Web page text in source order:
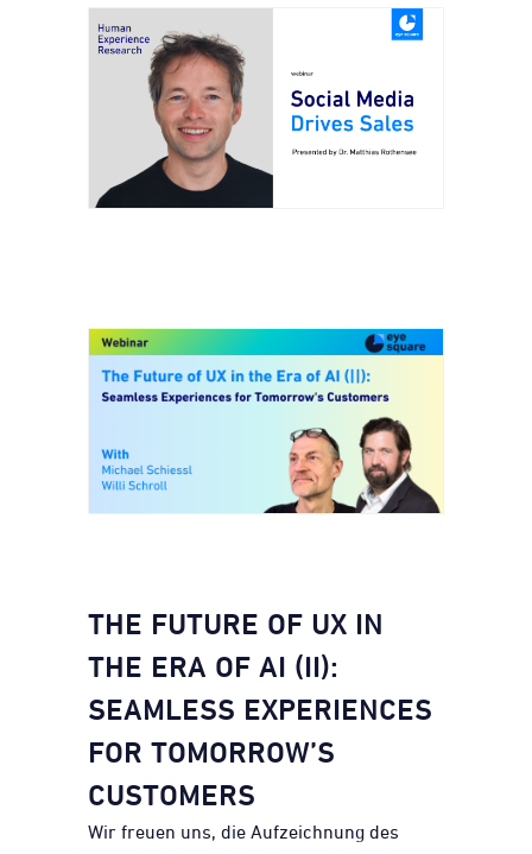
THE FUTURE OF UX IN
THE ERA OF AI (II):
SEAMLESS EXPERIENCES
FOR TOMORROW’S
CUSTOMERS
Wir freuen uns, die Aufzeichnung des